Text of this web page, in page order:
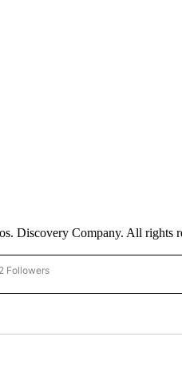
Discovery Company. All rights
"NOTICIAS - CNN" TO RECEIVE
2 Followers